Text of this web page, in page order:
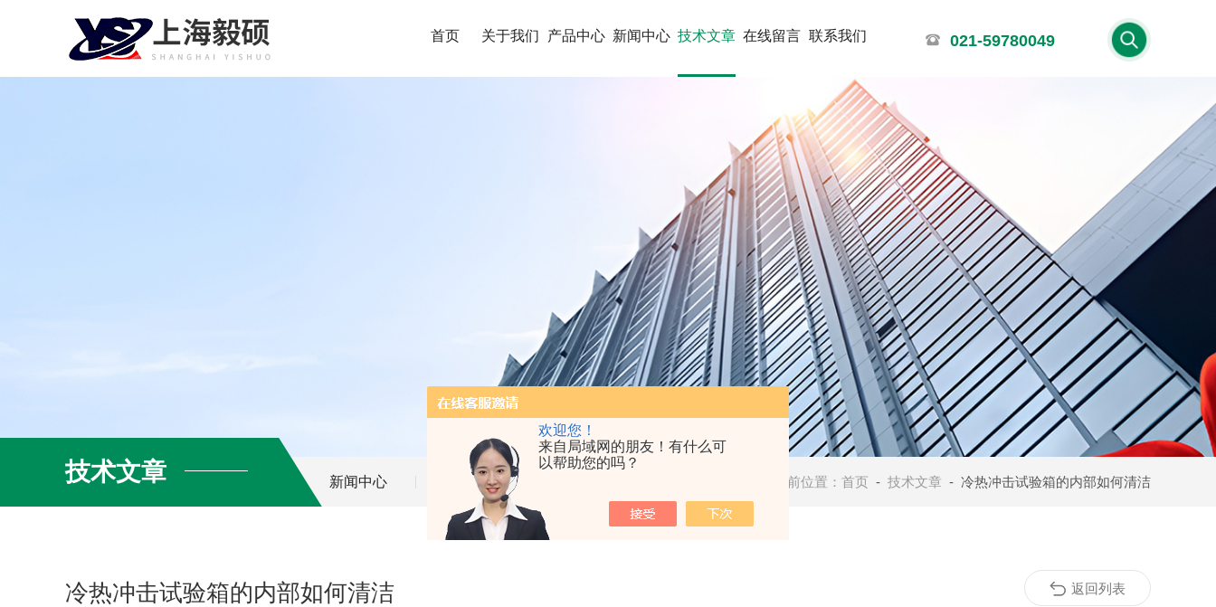
欢迎您！
来自局域网的朋友！有什么可
以帮助您的吗？
首页 关于我们 产品中心 新闻中心 技术文章 在线留言 联系我们 021-59780049
技术文章 新闻中心 技术文章 当前位置： 首页 - 技术文章 - 冷热冲击试验箱的内部如何清洁
冷热冲击试验箱的内部如何清洁 返回列表